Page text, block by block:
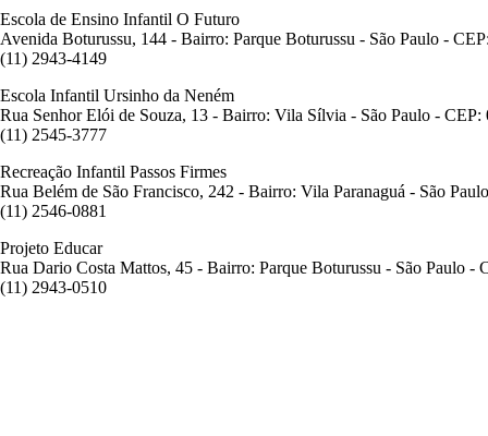
Escola de Ensino Infantil O Futuro
Avenida Boturussu, 144 - Bairro: Parque Boturussu - São Paulo -
(11) 2943-4149
Escola Infantil Ursinho da Neném
Rua Senhor Elói de Souza, 13 - Bairro: Vila Sílvia - São Paulo - CEP:
(11) 2545-3777
Recreação Infantil Passos Firmes
Rua Belém de São Francisco, 242 - Bairro: Vila Paranaguá - São
(11) 2546-0881
Projeto Educar
Rua Dario Costa Mattos, 45 - Bairro: Parque Boturussu - São Paulo -
(11) 2943-0510